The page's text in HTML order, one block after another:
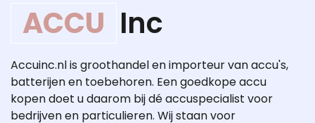
ACCU Inc
Accuinc.nl is groothandel en importeur van accu's,
batterijen en toebehoren. Een goedkope accu
kopen doet u daarom bij dé accuspecialist voor
bedrijven en particulieren. Wij staan voor